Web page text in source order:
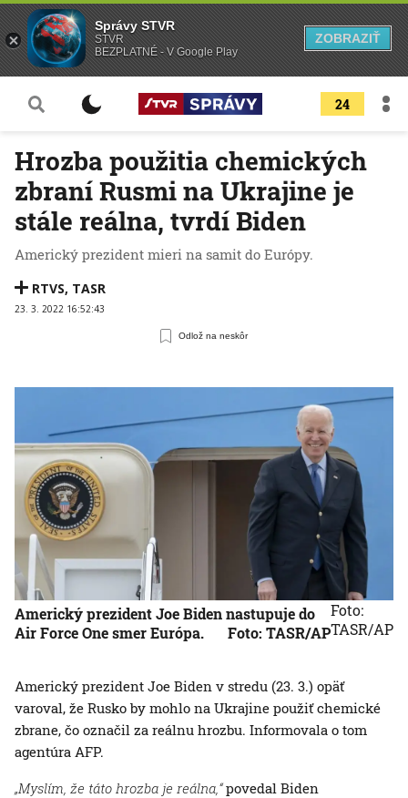
24
Hrozba použitia chemických
zbraní Rusmi na Ukrajine je
stále reálna, tvrdí Biden
Americký prezident mieri na samit do Európy.
RTVS, TASR
23. 3. 2022 16:52:43
Odlož na neskôr
Americký prezident Joe Biden nastupuje do
Air Force One smer Európa.
Foto: TASR/AP
Foto:
TASR/AP
Americký prezident Joe Biden v stredu (23. 3.) opäť
varoval, že Rusko by mohlo na Ukrajine použiť chemické
zbrane, čo označil za reálnu hrozbu. Informovala o tom
agentúra AFP.
„Myslím, že táto hrozba je reálna,“povedal Biden
Správy STVR
STVR
BEZPLATNÉ - V Google Play
ZOBRAZIŤ